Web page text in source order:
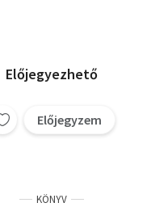
Előjegyezhető
Előjegyzem
KÖNYV